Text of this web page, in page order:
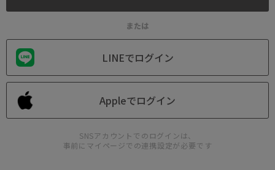
または
LINEでログイン
Appleでログイン
SNSアカウントでのログインは、
事前にマイページでの連携設定が必要です